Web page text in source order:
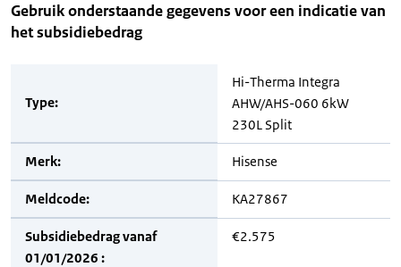
Gebruik onderstaande gegevens voor een indicatie van
het subsidiebedrag
Type:
Hi-Therma Integra
AHW/AHS-060 6kW
230L Split
Merk: Hisense
Meldcode: KA27867
Subsidiebedrag vanaf
01/01/2026 :
€2.575